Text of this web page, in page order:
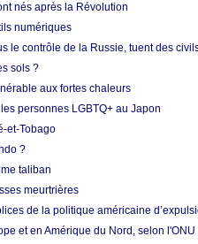
nés après la Révolution
numériques
le contrôle de la Russie, tuent des
sols ?
aux fortes chaleurs
personnes LGBTQ+ au Japon
et-Tobago
?
taliban
meurtrières
de la politique américaine
et en Amérique du Nord, selon l'ONU